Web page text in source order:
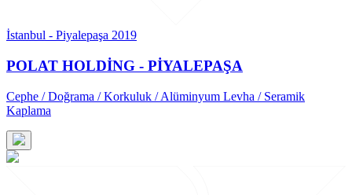
İstanbul - Piyalepaşa 2019
POLAT HOLDİNG - PİYALEPAŞA
Cephe / Doğrama / Korkuluk / Alüminyum Levha / Seramik
Kaplama